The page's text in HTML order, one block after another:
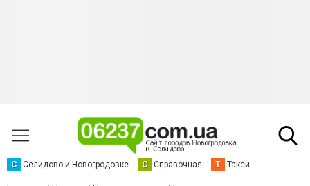
С Селидово и Новогродовке С Справочная Т Такси